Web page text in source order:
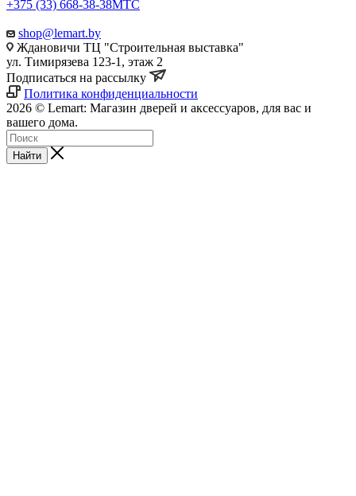
+375 (33) 668-38-38МТС
shop@lemart.by
Ждановичи ТЦ "Строительная выставка"
ул. Тимирязева 123-1, этаж 2
Подписаться на рассылку
Политика конфиденциальности
2026 © Lemart: Магазин дверей и аксессуаров, для вас и
вашего дома.
Найти